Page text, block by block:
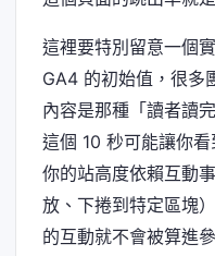
這裡要特別留意一個
GA4 的初始值，很多
內容是那種「讀者讀
這個 10 秒可能讓你
你的站高度依賴互動
放、下捲到特定區塊
的互動就不會被算進